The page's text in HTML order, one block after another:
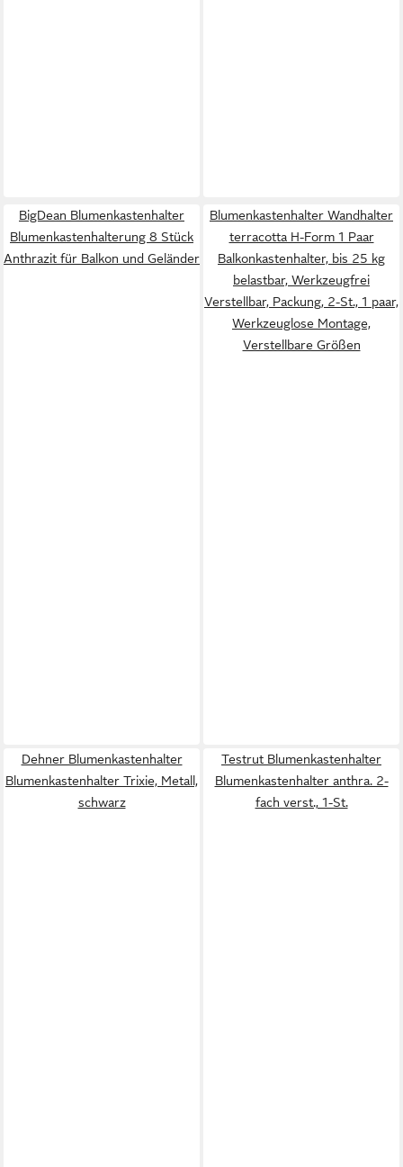
BigDean Blumenkastenhalter
Blumenkastenhalterung 8 Stück
Anthrazit für Balkon und Geländer
Blumenkastenhalter Wandhalter
terracotta H-Form 1 Paar
Balkonkastenhalter, bis 25 kg
belastbar, Werkzeugfrei
Verstellbar, Packung, 2-St., 1 paar,
Werkzeuglose Montage,
Verstellbare Größen
Dehner Blumenkastenhalter
Blumenkastenhalter Trixie, Metall,
schwarz
Testrut Blumenkastenhalter
Blumenkastenhalter anthra. 2-
fach verst., 1-St.